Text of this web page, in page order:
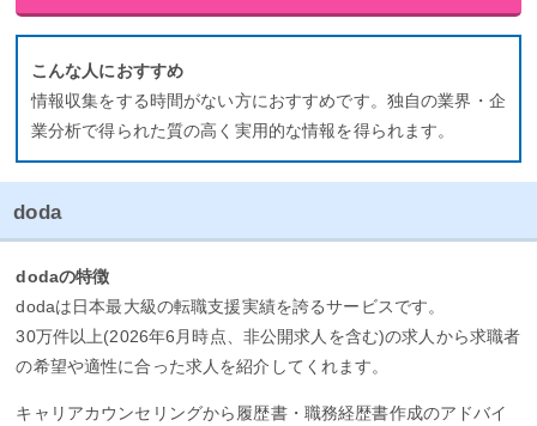
こんな人におすすめ
情報収集をする時間がない方におすすめです。独自の業界・企
業分析で得られた質の高く実用的な情報を得られます。
doda
dodaの特徴
dodaは日本最大級の転職支援実績を誇るサービスです。
30万件以上(2026年6月時点、非公開求人を含む)の求人から求職者
の希望や適性に合った求人を紹介してくれます。
キャリアカウンセリングから履歴書・職務経歴書作成のアドバイ